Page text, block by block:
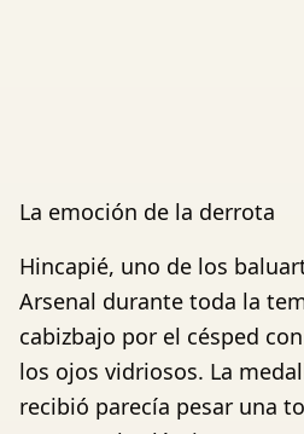
La emoción de la derrota
Hincapié, uno de los
Arsenal durante toda la
cabizbajo por el césped
los ojos vidriosos. La
recibió parecía pesar una